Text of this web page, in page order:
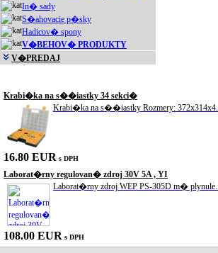
In� sady
S�ahovacie p�sky
Hadicov� spony
V�BEHOV� PRODUKTY
V�PREDAJ
Krabi�ka na s��iastky 34 sekci�
Krabi�ka na s��iastky Rozmery: 372x314x4...
16.80 EUR s DPH
Laborat�rny regulovan� zdroj 30V 5A , YI
Laborat�rny zdroj WEP PS-305D m� plynule...
108.00 EUR s DPH